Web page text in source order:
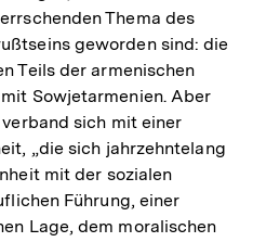
Thema des
geworden sind: die
Teils der armenischen
Sowjetarmenien. Aber
sich mit einer
„die sich jahrzehntelang
mit der sozialen
Führung, einer
Lage, dem moralischen